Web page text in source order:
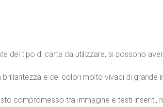
del tipo di carta da utilizzare, si possono
e dei colori molto vivaci di grande
compromesso tra immagine e testi inseriti,